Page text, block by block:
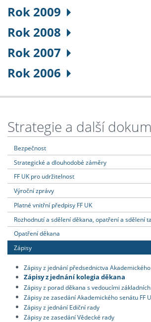
Rok 2009
Rok 2008
Rok 2007
Rok 2006
Strategie a další
Bezpečnost
Strategické a dlouhodobé záměry
FF UK pro udržitelnost
Výroční zprávy
Platné vnitřní předpisy FF UK
Rozhodnutí a sdělení děkana, opatření a sdělení
Opatření děkana
Zápisy
Zápisy z jednání předsednictva Akademického
Zápisy z jednání kolegia děkana
Zápisy z porad děkana s vedoucími
Zápisy ze zasedání Akademického senátu FF
Zápisy z jednání Ediční rady
Zápisy ze zasedání Vědecké rady